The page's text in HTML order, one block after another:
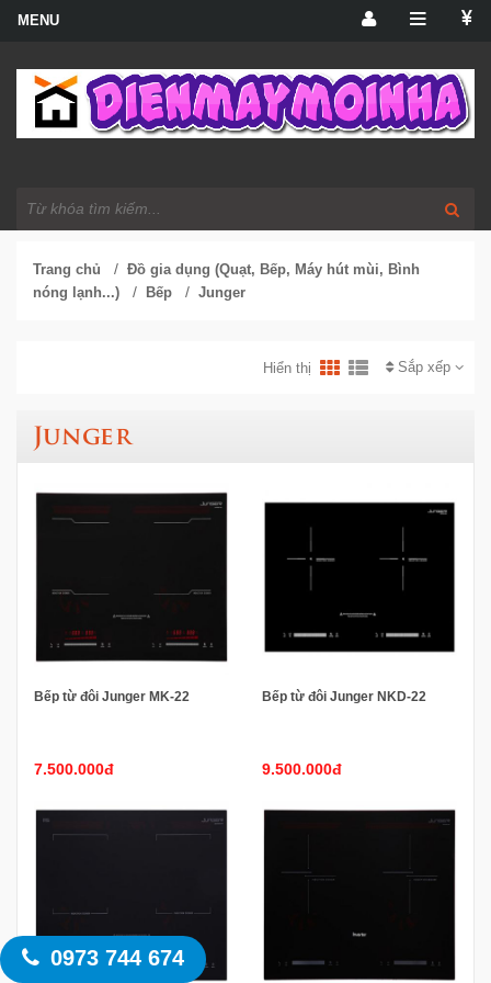
Trang chủ / Đồ gia dụng (Quạt, Bếp, Máy hút mùi, Bình
nóng lạnh...) / Bếp / Junger
Sắp xếp
Hiển thị
Junger
Bếp từ đôi Junger MK-22
7.500.000đ
Bếp từ đôi Junger NKD-22
9.500.000đ
0973 744 674